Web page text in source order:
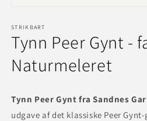
1
i
modus
STRIKBART
Tynn Peer Gynt -
Naturmeleret
Tynn Peer Gynt fra Sandnes
udgave af det klassiske Peer